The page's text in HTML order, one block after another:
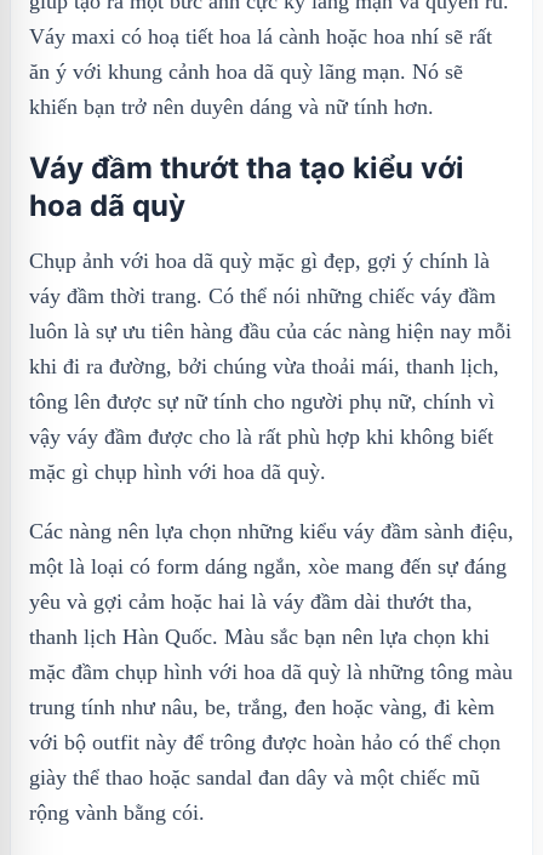
Váy maxi có hoạ tiết hoa lá cành hoặc hoa nhí sẽ rất
ăn ý với khung cảnh hoa dã quỳ lãng mạn. Nó sẽ
khiến bạn trở nên duyên dáng và nữ tính hơn.
Váy đầm thướt tha tạo kiểu với
hoa dã quỳ
Chụp ảnh với hoa dã quỳ mặc gì đẹp, gợi ý chính là
váy đầm thời trang. Có thể nói những chiếc váy đầm
luôn là sự ưu tiên hàng đầu của các nàng hiện nay mỗi
khi đi ra đường, bởi chúng vừa thoải mái, thanh lịch,
tông lên được sự nữ tính cho người phụ nữ, chính vì
vậy váy đầm được cho là rất phù hợp khi không biết
mặc gì chụp hình với hoa dã quỳ.
Các nàng nên lựa chọn những kiểu váy đầm sành điệu,
một là loại có form dáng ngắn, xòe mang đến sự đáng
yêu và gợi cảm hoặc hai là váy đầm dài thướt tha,
thanh lịch Hàn Quốc. Màu sắc bạn nên lựa chọn khi
mặc đầm chụp hình với hoa dã quỳ là những tông màu
trung tính như nâu, be, trắng, đen hoặc vàng, đi kèm
với bộ outfit này để trông được hoàn hảo có thể chọn
giày thể thao hoặc sandal đan dây và một chiếc mũ
rộng vành bằng cói.